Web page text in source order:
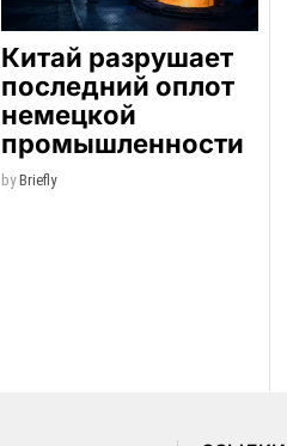
Китай разрушает
последний оплот
немецкой
промышленности
byBriefly